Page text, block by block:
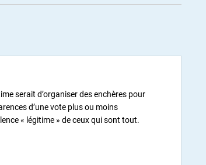
serait d’organiser des enchères pour
d’une vote plus ou moins
« légitime » de ceux qui sont tout.